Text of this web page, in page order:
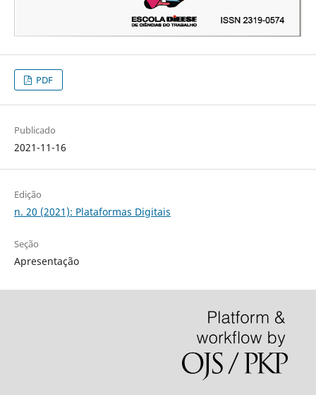
PDF
Publicado
2021-11-16
Edição
n. 20 (2021): Plataformas Digitais
Seção
Apresentação